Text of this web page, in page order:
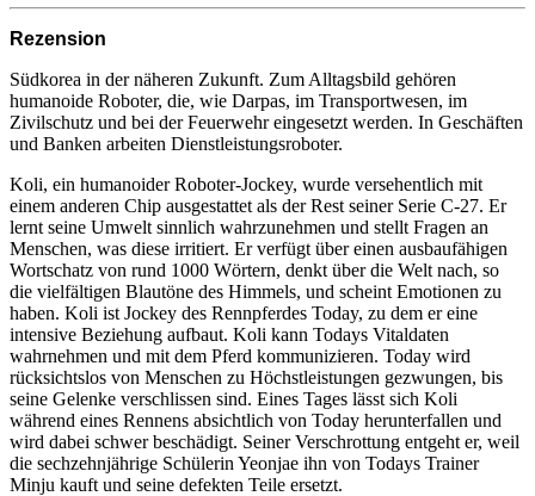
Rezension
Südkorea in der näheren Zukunft. Zum Alltagsbild gehören
humanoide Roboter, die, wie Darpas, im Transportwesen, im
Zivilschutz und bei der Feuerwehr eingesetzt werden. In Geschäften
und Banken arbeiten Dienstleistungsroboter.
Koli, ein humanoider Roboter-Jockey, wurde versehentlich mit
einem anderen Chip ausgestattet als der Rest seiner Serie C-27. Er
lernt seine Umwelt sinnlich wahrzunehmen und stellt Fragen an
Menschen, was diese irritiert. Er verfügt über einen ausbaufähigen
Wortschatz von rund 1000 Wörtern, denkt über die Welt nach, so
die vielfältigen Blautöne des Himmels, und scheint Emotionen zu
haben. Koli ist Jockey des Rennpferdes Today, zu dem er eine
intensive Beziehung aufbaut. Koli kann Todays Vitaldaten
wahrnehmen und mit dem Pferd kommunizieren. Today wird
rücksichtslos von Menschen zu Höchstleistungen gezwungen, bis
seine Gelenke verschlissen sind. Eines Tages lässt sich Koli
während eines Rennens absichtlich von Today herunterfallen und
wird dabei schwer beschädigt. Seiner Verschrottung entgeht er, weil
die sechzehnjährige Schülerin Yeonjae ihn von Todays Trainer
Minju kauft und seine defekten Teile ersetzt.